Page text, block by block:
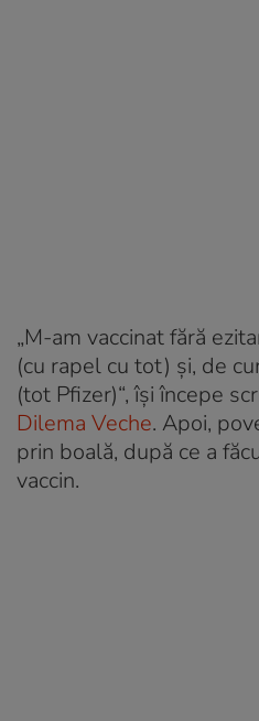
„M-am vaccinat fără
(cu rapel cu tot) și, de
(tot Pfizer)“, își începe
Dilema Veche. Apoi,
prin boală, după ce a
vaccin.